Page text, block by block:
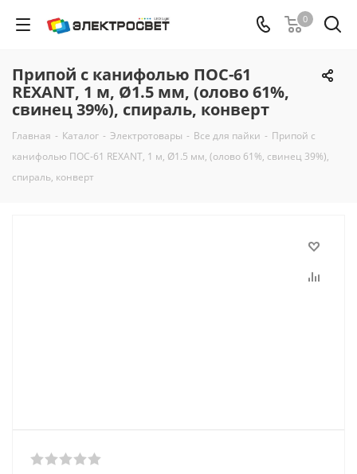
0
Припой с канифолью ПОС-61
REXANT, 1 м, Ø1.5 мм, (олово 61%,
свинец 39%), спираль, конверт
Главная - Каталог - Электротовары - Все для пайки - Припой с
канифолью ПОС-61 REXANT, 1 м, Ø1.5 мм, (олово 61%, свинец 39%),
спираль, конверт